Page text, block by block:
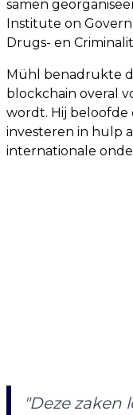
samen
Institute on
Drugs- en
Mühl benadrukte
blockchain overal
wordt. Hij
investeren in hulp
internationale
"Deze zaken